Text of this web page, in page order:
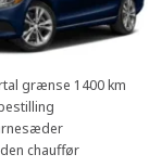
grænse 1400 km
chauffør